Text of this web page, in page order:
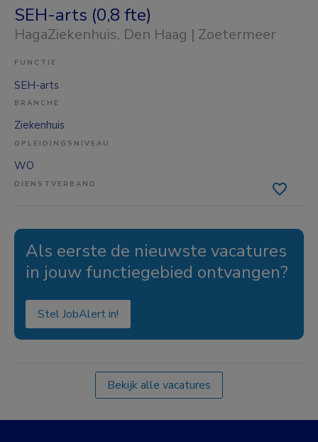
SEH-arts (0,8 fte)
HagaZiekenhuis, Den Haag | Zoetermeer
FUNCTIE
SEH-arts
BRANCHE
Ziekenhuis
OPLEIDINGSNIVEAU
WO
DIENSTVERBAND
Als eerste de nieuwste vacatures
in jouw functiegebied ontvangen?
Stel JobAlert in!
Bekijk alle vacatures